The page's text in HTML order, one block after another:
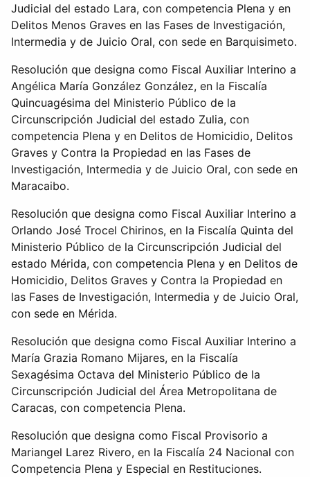
Judicial del estado Lara, con competencia Plena y en
Delitos Menos Graves en las Fases de Investigación,
Intermedia y de Juicio Oral, con sede en Barquisimeto.
Resolución que designa como Fiscal Auxiliar Interino a
Angélica María González González, en la Fiscalía
Quincuagésima del Ministerio Público de la
Circunscripción Judicial del estado Zulia, con
competencia Plena y en Delitos de Homicidio, Delitos
Graves y Contra la Propiedad en las Fases de
Investigación, Intermedia y de Juicio Oral, con sede en
Maracaibo.
Resolución que designa como Fiscal Auxiliar Interino a
Orlando José Trocel Chirinos, en la Fiscalía Quinta del
Ministerio Público de la Circunscripción Judicial del
estado Mérida, con competencia Plena y en Delitos de
Homicidio, Delitos Graves y Contra la Propiedad en
las Fases de Investigación, Intermedia y de Juicio Oral,
con sede en Mérida.
Resolución que designa como Fiscal Auxiliar Interino a
María Grazia Romano Mijares, en la Fiscalía
Sexagésima Octava del Ministerio Público de la
Circunscripción Judicial del Área Metropolitana de
Caracas, con competencia Plena.
Resolución que designa como Fiscal Provisorio a
Mariangel Larez Rivero, en la Fiscalía 24 Nacional con
Competencia Plena y Especial en Restituciones.